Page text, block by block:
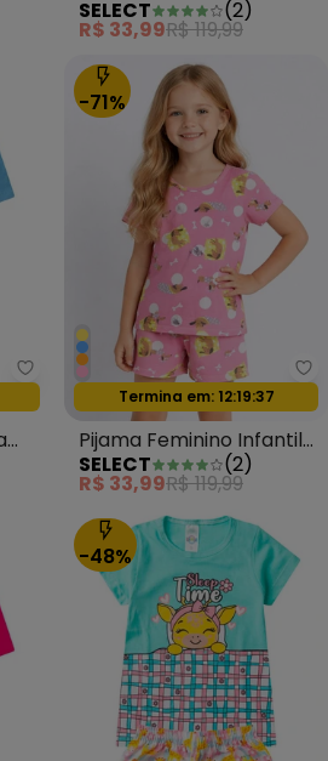
Estampado Amarelo
SELECT (2)
R$ 33,99R$ 119,99
Select - Pijama Menina Manga
-71%
Oferta relâmpago
Termina em: 12:19:35
Pijama Feminino Infantil
Estampado Rosa
SELECT (2)
R$ 33,99R$ 119,99
-48%